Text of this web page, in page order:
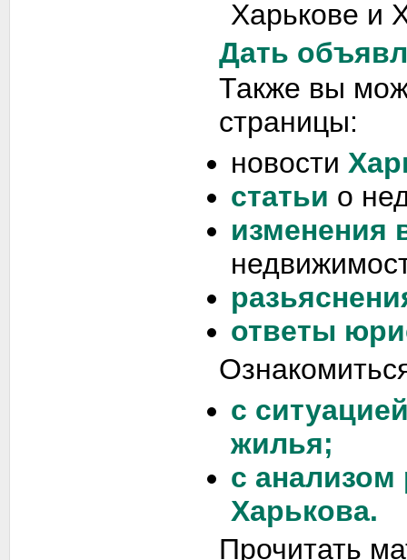
Харькове и
Дать
Также вы
страницы:
новости
статьи о
изменения
ответы
с
жилья;
с
Харькова.
Прочитать